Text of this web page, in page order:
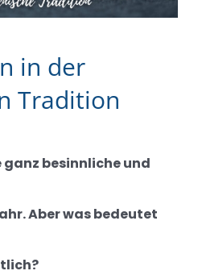
in der
Tradition
besinnliche und
Aber was bedeutet